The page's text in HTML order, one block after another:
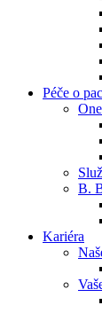
Péče o
B.
Kariéra